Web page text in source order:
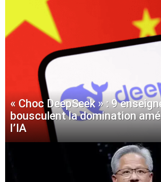
« Choc DeepSeek » : 9
bousculent la domination
l’IA